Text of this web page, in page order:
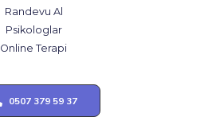
Randevu Al
Psikologlar
Online Terapi
0507 379 59 37